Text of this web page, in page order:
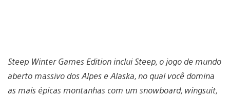
Steep Winter Games Edition inclui Steep, o jogo de mundo
aberto massivo dos Alpes e Alaska, no qual você domina
as mais épicas montanhas com um snowboard, wingsuit,